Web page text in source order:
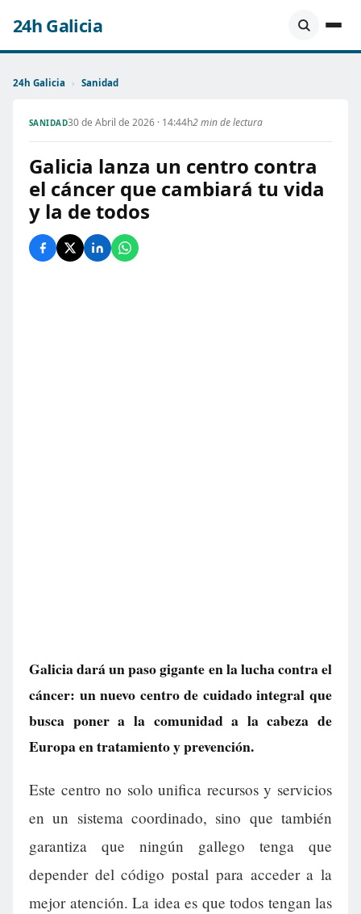
24h Galicia
24h Galicia › Sanidad
SANIDAD30 de Abril de 2026 · 14:44h2 min de lectura
Galicia lanza un centro contra
el cáncer que cambiará tu vida
y la de todos
Galicia dará un paso gigante en la lucha contra el
cáncer: un nuevo centro de cuidado integral que
busca poner a la comunidad a la cabeza de
Europa en tratamiento y prevención.
Este centro no solo unifica recursos y servicios
en un sistema coordinado, sino que también
garantiza que ningún gallego tenga que
depender del código postal para acceder a la
mejor atención. La idea es que todos tengan las